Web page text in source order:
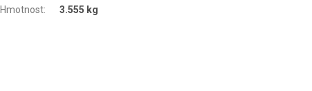
Hmotnost: 3.555 kg